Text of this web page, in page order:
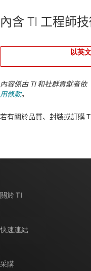
內含 TI 工程師
以英
內容係由 TI 和社群貢獻者依
用條款。
若有關於品質、封裝或訂購
關於 TI
快速連結
采購